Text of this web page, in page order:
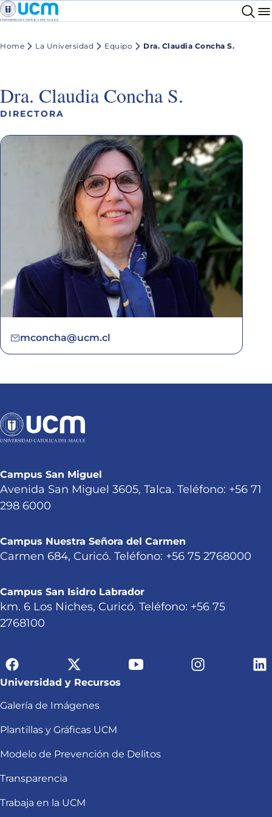
Home La Universidad Equipo Dra. Claudia Concha S.
Dra. Claudia Concha S.
DIRECTORA
mconcha@ucm.cl
Campus San Miguel
Avenida San Miguel 3605, Talca. Teléfono: +56 71
298 6000
Campus Nuestra Señora del Carmen
Carmen 684, Curicó. Teléfono: +56 75 2768000
Campus San Isidro Labrador
km. 6 Los Niches, Curicó. Teléfono: +56 75
2768100
Universidad y Recursos
Galería de Imágenes
Plantillas y Gráficas UCM
Modelo de Prevención de Delitos
Transparencia
Trabaja en la UCM